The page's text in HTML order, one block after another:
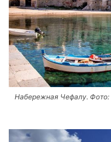
Набережная Чефалу. Фото: